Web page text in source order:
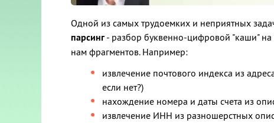
Одной из самых трудоемких и неприятных
парсинг - разбор буквенно-цифровой "каши"
нам фрагментов. Например:
извлечение почтового индекса из
если нет?)
нахождение номера и даты счета из
извлечение ИНН из разношерстных